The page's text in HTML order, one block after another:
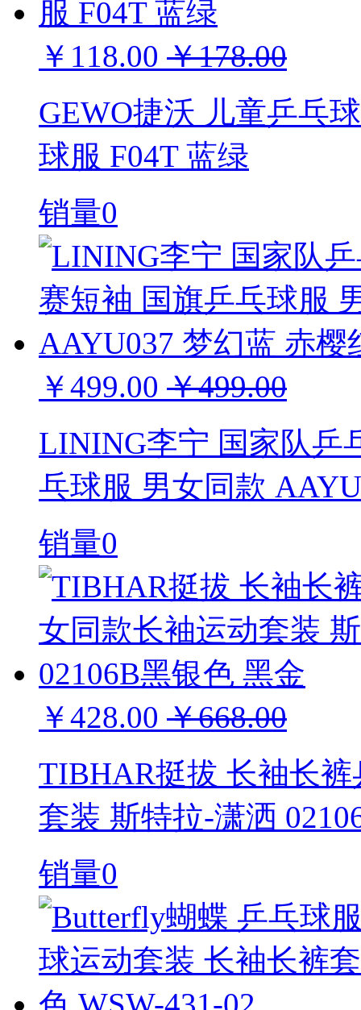
￥118.00 ￥178.00
GEWO捷沃 儿童乒乓
球服 F04T 蓝绿
销量0
￥499.00 ￥499.00
LINING李宁 国家队乒
乓球服 男女同款
销量0
￥428.00 ￥668.00
TIBHAR挺拔 长袖长
套装 斯特拉-潇洒
销量0